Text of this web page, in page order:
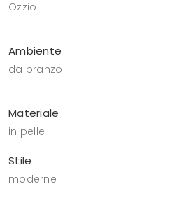
Ozzio
Ambiente
da pranzo
Materiale
in pelle
Stile
moderne